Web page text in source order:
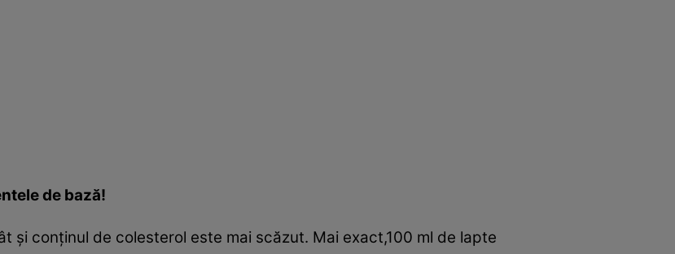
de bază!
şi conţinul de colesterol este mai scăzut. Mai exact,100 ml de lapte